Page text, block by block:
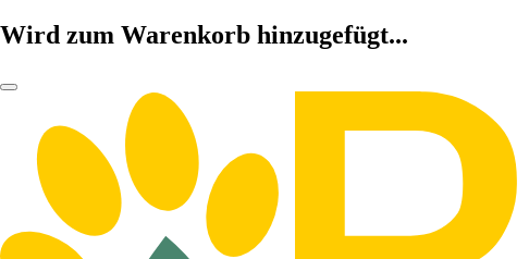
Wird zum Warenkorb hinzugefügt...